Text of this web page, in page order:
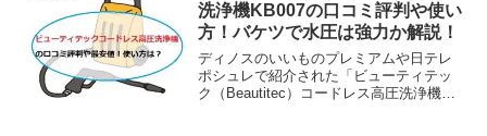
洗浄機KB007の口コミ評判や使い
方！バケツで水圧は強力か解説！
ディノスのいいものプレミアムや日テレ
ポシュレで紹介された「ビューティテッ
ク（Beautitec）コードレス高圧洗浄機